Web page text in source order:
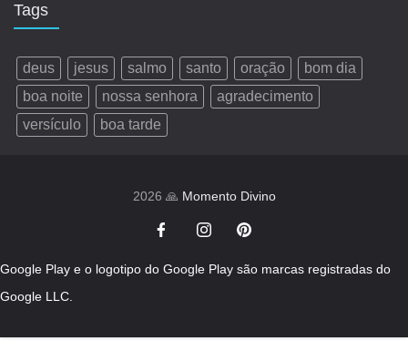
Tags
deus jesus salmo santo oração
bom dia
boa noite
nossa senhora
agradecimento
versículo
boa tarde
2026 🙏 Momento Divino
Google Play e o logotipo do Google Play são marcas registradas do
Google LLC.